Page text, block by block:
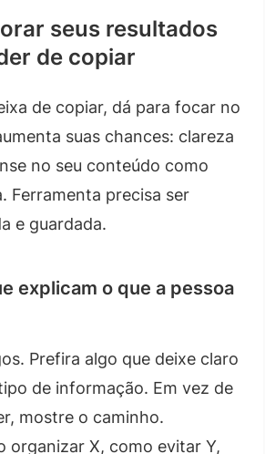
seus resultados
de copiar
de copiar, dá para focar no
suas chances: clareza
no seu conteúdo como
Ferramenta precisa ser
e guardada.
explicam o que a pessoa
Prefira algo que deixe claro
de informação. Em vez de
mostre o caminho.
organizar X, como evitar Y,